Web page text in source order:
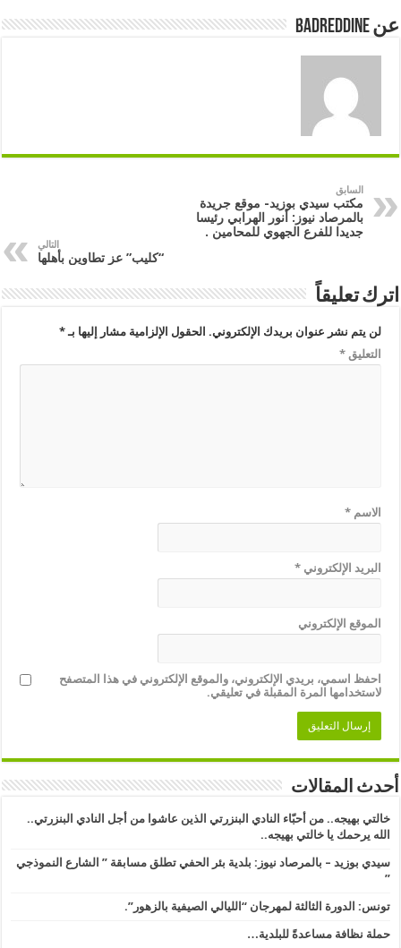
عن badreddine
السابق
مكتب سيدي بوزيد- موقع جريدة
بالمرصاد نيوز: أنور الهرابي رئيسا
جديدا للفرع الجهوي للمحامين .
التالي
“كليب” عز تطاوين بأهلها
اترك تعليقاً
لن يتم نشر عنوان بريدك الإلكتروني. الحقول الإلزامية مشار إليها بـ*
التعليق*
الاسم*
البريد الإلكتروني*
الموقع الإلكتروني
احفظ اسمي، بريدي الإلكتروني، والموقع الإلكتروني في هذا المتصفح
لاستخدامها المرة المقبلة في تعليقي.
أحدث المقالات
خالتي بهيجه.. من أحبّاء النادي البنزرتي الذين عاشوا من أجل النادي البنزرتي..
الله يرحمك يا خالتي بهيجه..
سيدي بوزيد – بالمرصاد نيوز: بلدية بئر الحفي تطلق مسابقة ” الشارع النموذجي
” ​
تونس: الدورة الثالثة لمهرجان “الليالي الصيفية بالزهور”.
حملة نظافة مساعدةً للبلدية…